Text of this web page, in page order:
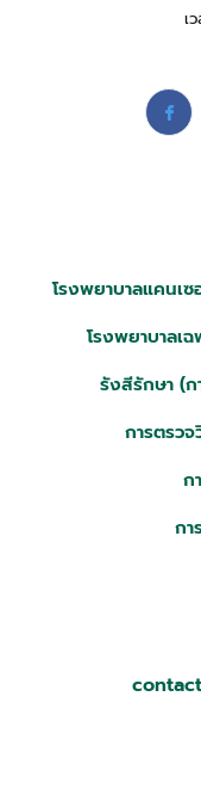
เ
โรงพยาบาลแคนเ
โรงพยาบาลเฉ
รังสีรักษา (ก
การตรว
ก
กา